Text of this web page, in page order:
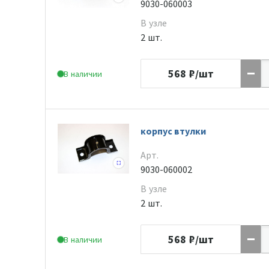
В наличии
9030-060003
В узле
2 шт.
568 ₽/шт
В наличии
корпус втулки
Арт.
9030-060002
В узле
2 шт.
568 ₽/шт